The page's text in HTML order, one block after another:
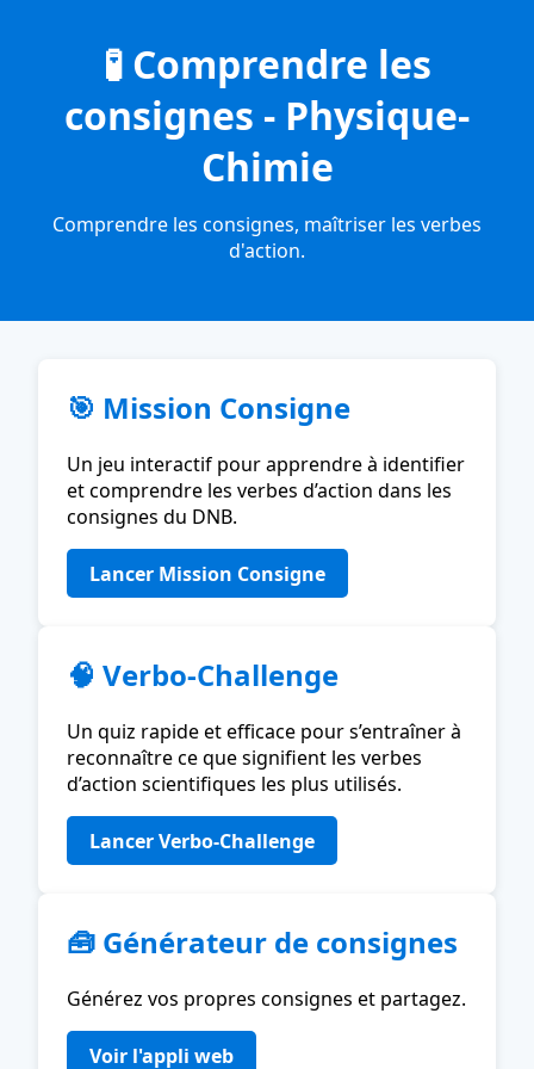
🧪 Comprendre les
consignes - Physique-
Chimie
Comprendre les consignes, maîtriser les verbes
d'action.
🎯 Mission Consigne
Un jeu interactif pour apprendre à identifier
et comprendre les verbes d’action dans les
consignes du DNB.
Lancer Mission Consigne
🧠 Verbo-Challenge
Un quiz rapide et efficace pour s’entraîner à
reconnaître ce que signifient les verbes
d’action scientifiques les plus utilisés.
Lancer Verbo-Challenge
🧰 Générateur de consignes
Générez vos propres consignes et partagez.
Voir l'appli web